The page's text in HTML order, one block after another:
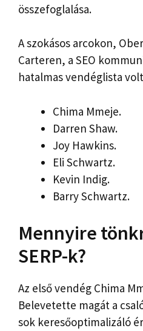
összefoglalása.
A szokásos arcokon,
Carteren, a SEO
hatalmas vendéglista
Chima Mmeje.
Darren Shaw.
Joy Hawkins.
Eli Schwartz.
Kevin Indig.
Barry Schwartz.
Mennyire
SERP-k?
Az első vendég Chima
Belevetette magát a
sok keresőoptimalizáló